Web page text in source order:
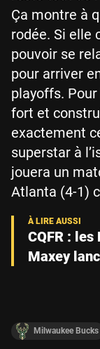
Ça montre à
rodée. Si elle
pouvoir se
pour arriver
playoffs.
fort et
exactement
superstar à
jouera un
Atlanta (4-1)
CQFR : les
Maxey
Milwaukee Bucks